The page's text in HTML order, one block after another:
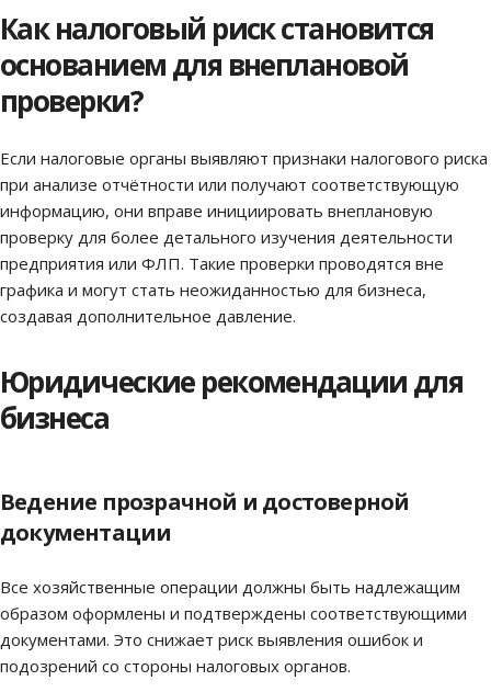
Как налоговый риск становится
основанием для внеплановой
проверки?
Если налоговые органы выявляют признаки налогового риска
при анализе отчётности или получают соответствующую
информацию, они вправе инициировать внеплановую
проверку для более детального изучения деятельности
предприятия или ФЛП. Такие проверки проводятся вне
графика и могут стать неожиданностью для бизнеса,
создавая дополнительное давление.
Юридические рекомендации для
бизнеса
Ведение прозрачной и достоверной
документации
Все хозяйственные операции должны быть надлежащим
образом оформлены и подтверждены соответствующими
документами. Это снижает риск выявления ошибок и
подозрений со стороны налоговых органов.